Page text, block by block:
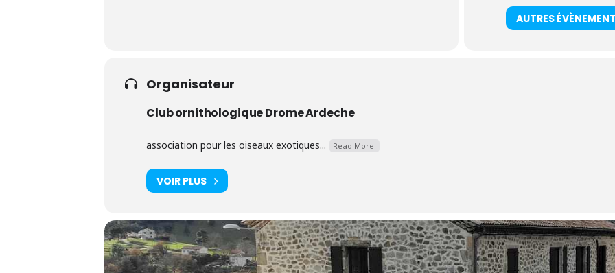
AUTRES
Organisateur
Club ornithologique Drome Ardeche
association pour les oiseaux exotiques... Read More.
VOIR PLUS